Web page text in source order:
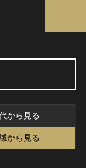
さらに詳細検索
から見る
から見る